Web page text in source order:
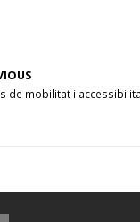
de mobilitat i